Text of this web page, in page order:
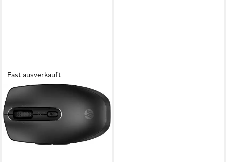
Fast ausverkauft
HP
690 Maus (Bluetooth)
83,39 €
lieferbar - in 3-4 Werktagen bei dir